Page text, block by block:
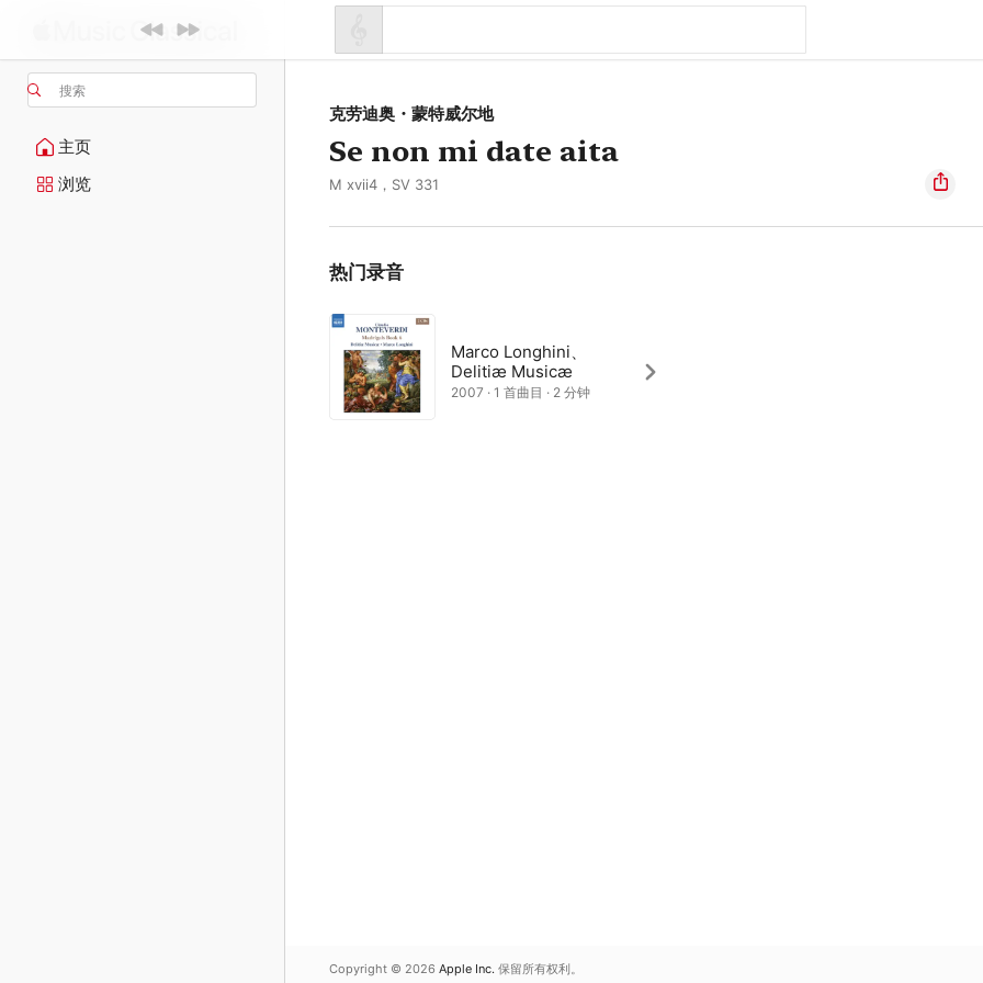
搜索
主页
浏览
克劳迪奥・蒙特威尔地
Se non mi date aita
M xvii4，SV 331
热门录音
Marco Longhini、
Delitiæ Musicæ
2007 · 1 首曲目 · 2 分钟
Copyright © 2026 Apple Inc. 保留所有权利。